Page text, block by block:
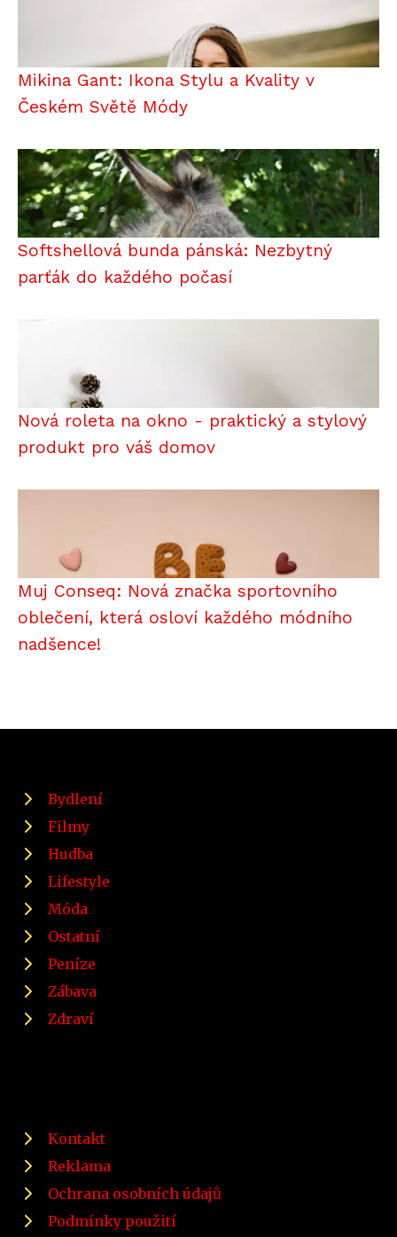
Mikina Gant: Ikona Stylu a Kvality v
Českém Světě Módy
Softshellová bunda pánská: Nezbytný
parťák do každého počasí
Nová roleta na okno - praktický a stylový
produkt pro váš domov
Muj Conseq: Nová značka sportovního
oblečení, která osloví každého módního
nadšence!
Bydlení
Filmy
Hudba
Lifestyle
Móda
Ostatní
Peníze
Zábava
Zdraví
Kontakt
Reklama
Ochrana osobních údajů
Podmínky použití